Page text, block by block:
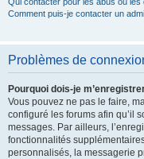
Comment puis-je contacter un
Problèmes de
Pourquoi dois-je
Vous pouvez ne pas le faire,
configuré les forums afin qu’il
messages. Par ailleurs,
fonctionnalités
personnalisés, la messagerie